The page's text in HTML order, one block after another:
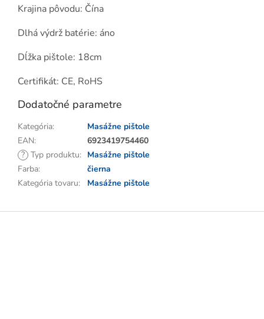
Krajina pôvodu: Čína
Dlhá výdrž batérie: áno
Dĺžka pištole: 18cm
Certifikát: CE, RoHS
Dodatočné parametre
Kategória:
Masážne pištole
EAN:
6923419754460
? Typ produktu: Masážne pištole
Farba:
čierna
Kategória tovaru: Masážne pištole
Z